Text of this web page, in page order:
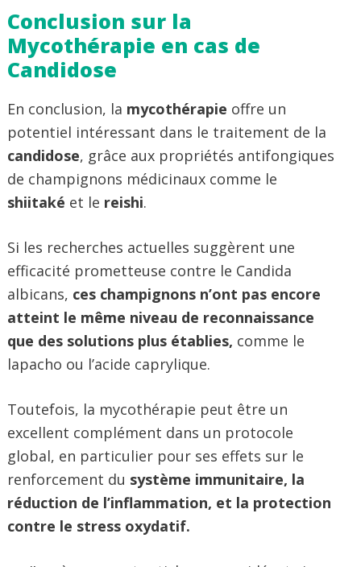
Conclusion sur la
Mycothérapie en cas de
Candidose
En conclusion, la mycothérapie offre un
potentiel intéressant dans le traitement de la
candidose, grâce aux propriétés antifongiques
de champignons médicinaux comme le
shiitaké et le reishi.
Si les recherches actuelles suggèrent une
efficacité prometteuse contre le Candida
albicans, ces champignons n’ont pas encore
atteint le même niveau de reconnaissance
que des solutions plus établies, comme le
lapacho ou l’acide caprylique.
Toutefois, la mycothérapie peut être un
excellent complément dans un protocole
global, en particulier pour ses effets sur le
renforcement du système immunitaire, la
réduction de l’inflammation, et la protection
contre le stress oxydatif.